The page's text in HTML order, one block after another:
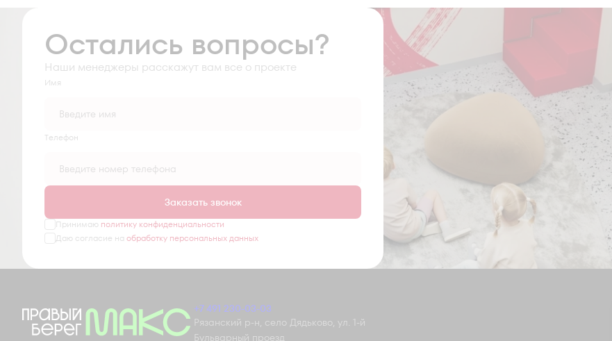
Остались вопросы?
Наши менеджеры расскажут вам все о проекте
Имя
Tелефон
Заказать звонок
Принимаю политику конфиденциальности
Даю согласие на обработку персональных данных
+7 491 230-03-03
Рязанский р-н, село Дядьково, ул. 1-й
Бульварный проезд